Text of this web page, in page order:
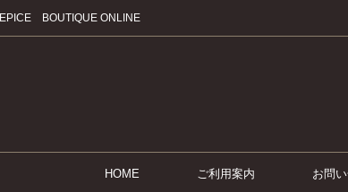
EPICE BOUTIQUE ONLINE
HOME ご利用案内 お問